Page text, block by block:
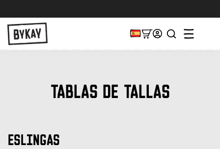
TABLAS DE TALLAS
ESLINGAS